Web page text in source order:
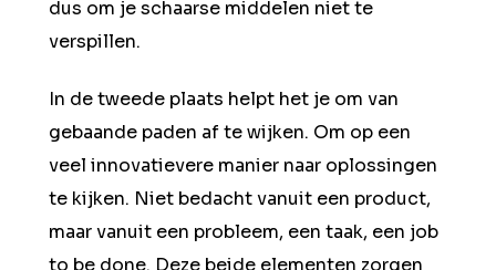
dus om je schaarse middelen niet te
verspillen.
In de tweede plaats helpt het je om van
gebaande paden af te wijken. Om op een
veel innovatievere manier naar oplossingen
te kijken. Niet bedacht vanuit een product,
maar vanuit een probleem, een taak, een job
to be done. Deze beide elementen zorgen